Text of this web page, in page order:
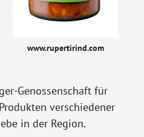
www.rupertirind.com
Genossenschaft für
verschiedener
in der Region.